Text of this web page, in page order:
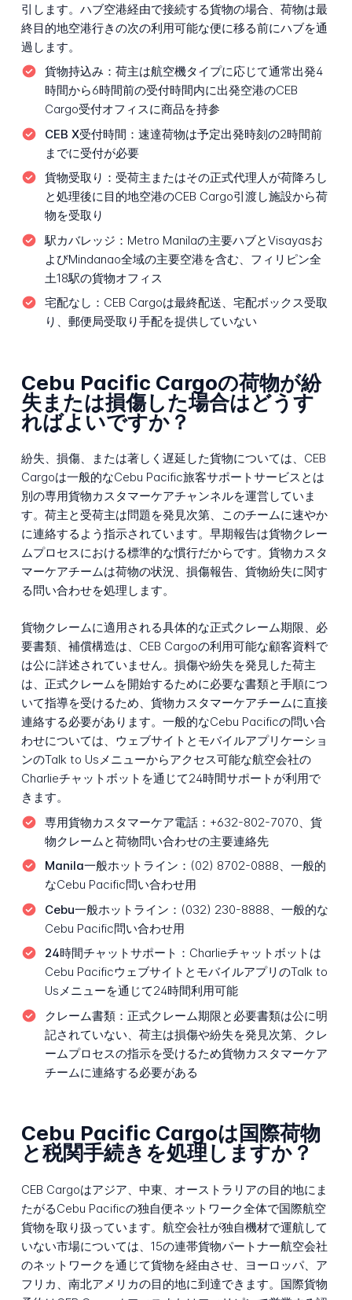
引します。ハブ空港経由で接続する貨物の場合、荷物は最
終目的地空港行きの次の利用可能な便に移る前にハブを通
過します。
貨物持込み： 荷主は航空機タイプに応じて通常出発4
時間から6時間前の受付時間内に出発空港のCEB
Cargo受付オフィスに商品を持参
CEB X受付時間： 速達荷物は予定出発時刻の2時間前
までに受付が必要
貨物受取り： 受荷主またはその正式代理人が荷降ろし
と処理後に目的地空港のCEB Cargo引渡し施設から荷
物を受取り
駅カバレッジ： Metro Manilaの主要ハブとVisayasお
よびMindanao全域の主要空港を含む、フィリピン全
土18駅の貨物オフィス
宅配なし： CEB Cargoは最終配送、宅配ボックス受取
り、郵便局受取り手配を提供していない
Cebu Pacific Cargoの荷物が紛
失または損傷した場合はどうす
ればよいですか？
紛失、損傷、または著しく遅延した貨物については、CEB
Cargoは一般的なCebu Pacific旅客サポートサービスとは
別の専用貨物カスタマーケアチャンネルを運営していま
す。荷主と受荷主は問題を発見次第、このチームに速やか
に連絡するよう指示されています。早期報告は貨物クレー
ムプロセスにおける標準的な慣行だからです。貨物カスタ
マーケアチームは荷物の状況、損傷報告、貨物紛失に関す
る問い合わせを処理します。
貨物クレームに適用される具体的な正式クレーム期限、必
要書類、補償構造は、CEB Cargoの利用可能な顧客資料で
は公に詳述されていません。損傷や紛失を発見した荷主
は、正式クレームを開始するために必要な書類と手順につ
いて指導を受けるため、貨物カスタマーケアチームに直接
連絡する必要があります。一般的なCebu Pacificの問い合
わせについては、ウェブサイトとモバイルアプリケーショ
ンのTalk to Usメニューからアクセス可能な航空会社の
Charlieチャットボットを通じて24時間サポートが利用で
きます。
専用貨物カスタマーケア電話： +632-802-7070、貨
物クレームと荷物問い合わせの主要連絡先
Manila一般ホットライン： (02) 8702-0888、一般的
なCebu Pacific問い合わせ用
Cebu一般ホットライン： (032) 230-8888、一般的な
Cebu Pacific問い合わせ用
24時間チャットサポート： Charlieチャットボットは
Cebu PacificウェブサイトとモバイルアプリのTalk to
Usメニューを通じて24時間利用可能
クレーム書類： 正式クレーム期限と必要書類は公に明
記されていない、荷主は損傷や紛失を発見次第、クレ
ームプロセスの指示を受けるため貨物カスタマーケア
チームに連絡する必要がある
Cebu Pacific Cargoは国際荷物
と税関手続きを処理しますか？
CEB Cargoはアジア、中東、オーストラリアの目的地にま
たがるCebu Pacificの独自便ネットワーク全体で国際航空
貨物を取り扱っています。航空会社が独自機材で運航して
いない市場については、15の連帯貨物パートナー航空会社
のネットワークを通じて貨物を経由させ、ヨーロッパ、ア
フリカ、南北アメリカの目的地に到達できます。国際貨物